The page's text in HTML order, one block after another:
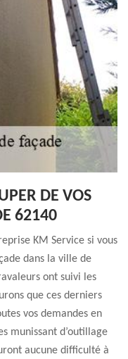
DE VOS
62140
KM Service si vous
dans la ville de
ont suivi les
que ces derniers
vos demandes en
munissant d’outillage
aucune difficulté à